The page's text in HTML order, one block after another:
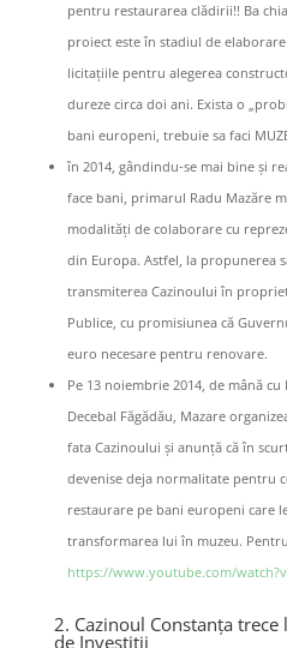
pentru restaurarea clădirii!! Ba
proiect este în stadiul de
licitațiile pentru alegerea
dureze circa doi ani. Exista o
bani europeni, trebuie sa faci
în 2014, gândindu-se mai bine și
face bani, primarul Radu Mazăre
modalități de colaborare cu
din Europa. Astfel, la propunerea
transmiterea Cazinoului în
Publice, cu promisiunea că
euro necesare pentru renovare.
Pe 13 noiembrie 2014, de mână
Decebal Făgădău, Mazare
fata Cazinoului și anunță că în
devenise deja normalitate pentru
restaurare pe bani europeni care
transformarea lui în muzeu.
https://www.youtube.com/
2. Cazinoul Constanța
de Investiții